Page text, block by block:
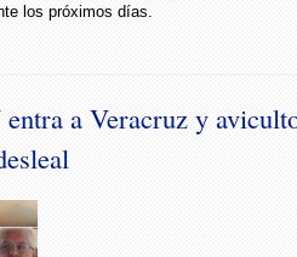
los próximos días.
a Veracruz y